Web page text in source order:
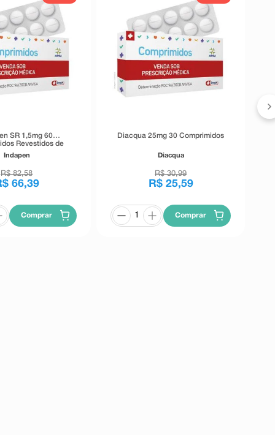
SR 1,5mg 60
Revestidos de
Prolongada
Indapen
R$ 82,58
66,39
Comprar
Diacqua 25mg 30 Comprimidos
Diacqua
R$ 30,99
R$ 25,59
Comprar